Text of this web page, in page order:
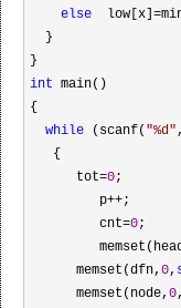
else
  low[x]=
  }
int main()
{
while (scanf( "%d"
   {
      tot
=0;
         p
++;
         cnt
=0;
      memset(dfn,
0,
      memset(node,
0,